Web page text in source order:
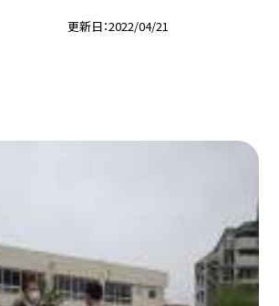
更新日 2022/04/21